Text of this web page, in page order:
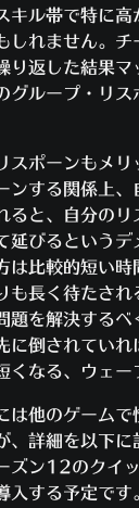
キル帯で特に高
しれません。チ
り返した結果マ
グループ・リ
スポーンもメ
ンする関係上
ると、自分のリ
延びるというデ
は比較的短い時
も長く待たされ
題を解決するべ
に倒されてい
くなる、ウェ
は他のゲームで
、詳細を以下に
ズン12のクイ
入する予定です